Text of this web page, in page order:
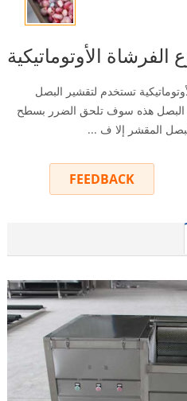
الأوتوماتيكية
تستخدم لتقشير البصل
البصل هذه سوف تلحق الضرر بسطح
المقشر إلا ف ...
FEEDBACK